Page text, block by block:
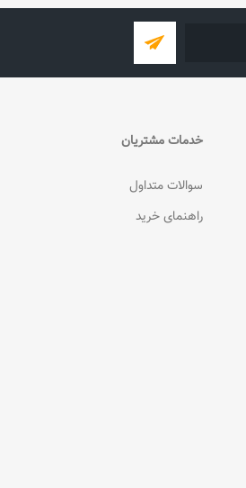
خدمات مشتریان
سوالات متداول
راهنمای خرید